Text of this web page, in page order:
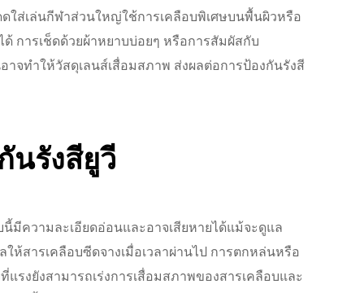
ใส่เล่นกีฬาส่วนใหญ่ใช้การเคลือบพิเศษบนพื้นผิวหรือ
การเช็ดด้วยผ้าหยาบบ่อยๆ หรือการสัมผัสกับ
จทำให้วัสดุเลนส์เสื่อมสภาพ ส่งผลต่อการป้องกันรังสี
นรังสียูวี
ความละเอียดอ่อนและอาจเสียหายได้แม้จะดูแล
ห้สารเคลือบซีดจางเมื่อเวลาผ่านไป การตกหล่นหรือ
งยังสามารถเร่งการเสื่อมสภาพของสารเคลือบและ